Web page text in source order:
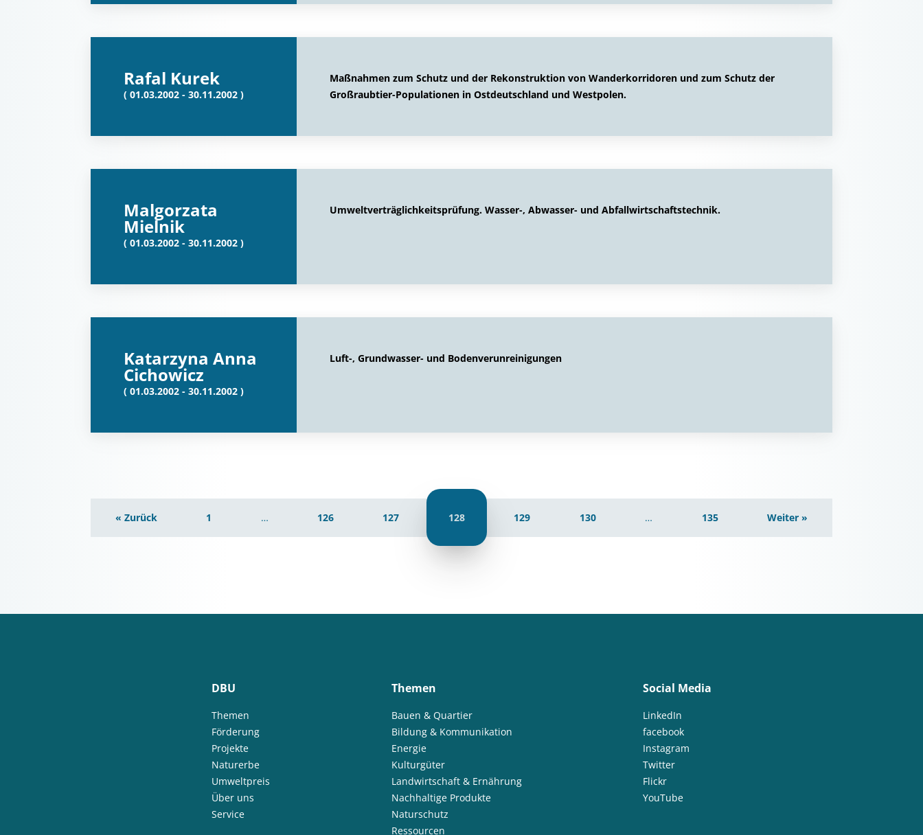
Rafal Kurek
( 01.03.2002 - 30.11.2002 )
Maßnahmen zum Schutz und der Rekonstruktion von Wanderkorridoren und zum Schutz der
Großraubtier-Populationen in Ostdeutschland und Westpolen.
Malgorzata
Mielnik
( 01.03.2002 - 30.11.2002 )
Umweltverträglichkeitsprüfung. Wasser-, Abwasser- und Abfallwirtschaftstechnik.
Katarzyna Anna
Cichowicz
( 01.03.2002 - 30.11.2002 )
Luft-, Grundwasser- und Bodenverunreinigungen
« Zurück 1 … 126 127 128 129 130 … 135 Weiter »
DBU
Themen
Förderung
Projekte
Naturerbe
Umweltpreis
Über uns
Service
Themen
Bauen & Quartier
Bildung & Kommunikation
Energie
Kulturgüter
Landwirtschaft & Ernährung
Nachhaltige Produkte
Naturschutz
Ressourcen
Social Media
LinkedIn
facebook
Instagram
Twitter
Flickr
YouTube